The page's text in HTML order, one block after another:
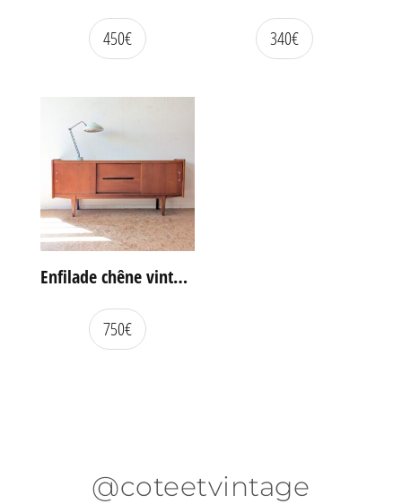
450€ 340€
Enfilade chêne vintage portes coulissantes
750€
@coteetvintage